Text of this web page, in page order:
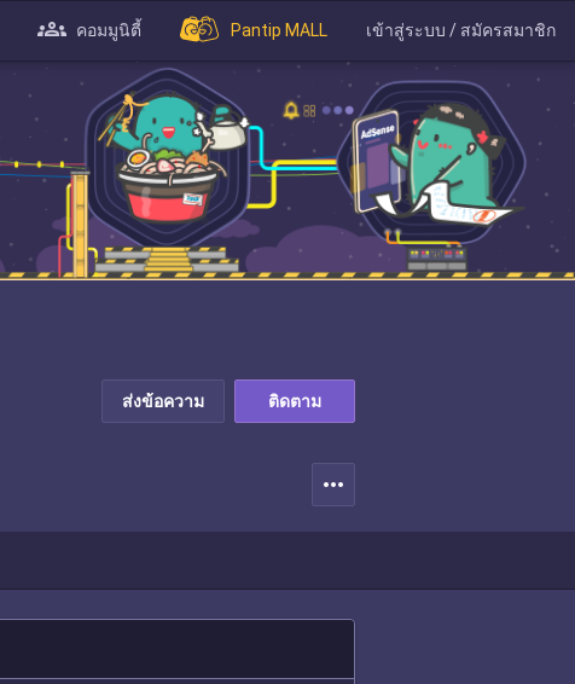
คอมมูนิตี้ Pantip MALL เข้าสู่ระบบ / สมัครสมาชิก
ส่งข้อความ ติดตาม
more_horiz